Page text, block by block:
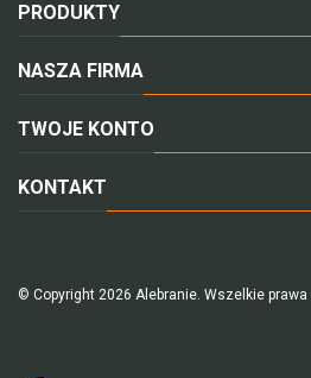
PRODUKTY
NASZA FIRMA
TWOJE KONTO
KONTAKT
© Copyright 2026 Alebranie. Wszelkie